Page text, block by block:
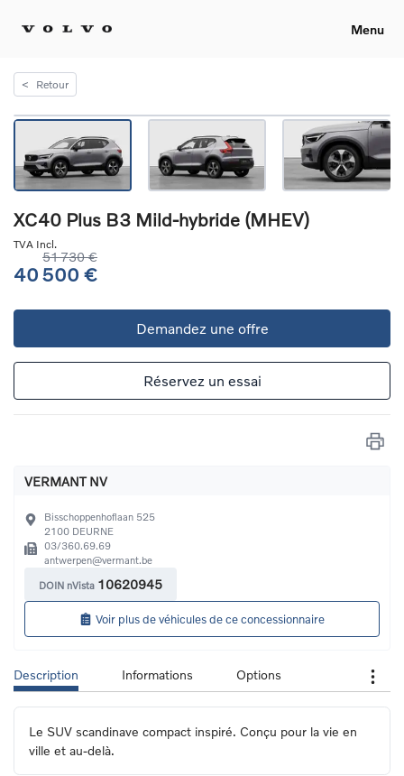
Menu
< Retour
XC40 Plus B3 Mild-hybride (MHEV)
TVA Incl.
51 730 €
40 500 €
Demandez une offre
Réservez un essai
VERMANT NV
Bisschoppenhoflaan 525
2100 DEURNE
03/360.69.69
antwerpen@vermant.be
DOIN nVista 10620945
Voir plus de véhicules de ce concessionnaire
Description Informations Options
Le SUV scandinave compact inspiré. Conçu pour la vie en
ville et au-delà.